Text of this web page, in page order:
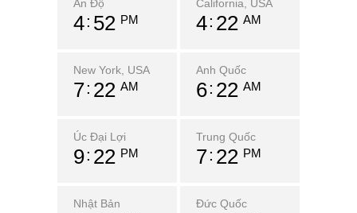
Ấn Độ
4 52 PM
California, USA
4 22 AM
New York, USA
7 22 AM
Anh Quốc
6 22 AM
Úc Đại Lợi
9 22 PM
Trung Quốc
7 22 PM
Nhật Bản Đức Quốc